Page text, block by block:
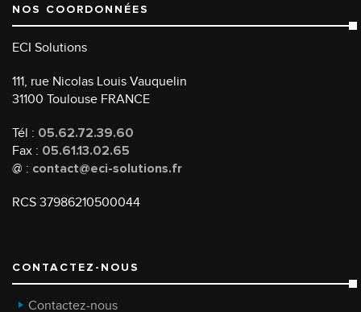
NOS COORDONNÉES
ECI Solutions
111, rue Nicolas Louis Vauquelin
31100 Toulouse FRANCE
Tél : 05.62.72.39.60
Fax : 05.61.13.02.65
@ : contact@eci-solutions.fr
RCS 37986210500044
CONTACTEZ-NOUS
Contactez-nous